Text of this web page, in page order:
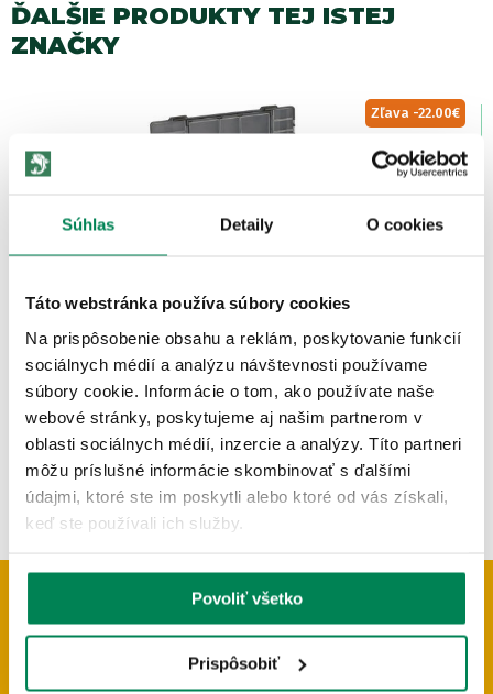
Súhlas Detaily O cookies
Táto webstránka používa súbory cookies
Na prispôsobenie obsahu a reklám, poskytovanie funkcií
sociálnych médií a analýzu návštevnosti používame
súbory cookie. Informácie o tom, ako používate naše
webové stránky, poskytujeme aj našim partnerom v
oblasti sociálnych médií, inzercie a analýzy. Títo partneri
môžu príslušné informácie skombinovať s ďalšími
údajmi, ktoré ste im poskytli alebo ktoré od vás získali,
keď ste používali ich služby.
Povoliť všetko
Prispôsobiť
ĎALŠIE PRODUKTY TEJ ISTEJ
ZNAČKY
Zľava -22.00€
Fox Box Edges Loaded Medium Tackle Box
Skladom/ u vás už 11.08.
OD 57.90 €
pôvodne
PREČO U NÁS NAKUPOVAŤ